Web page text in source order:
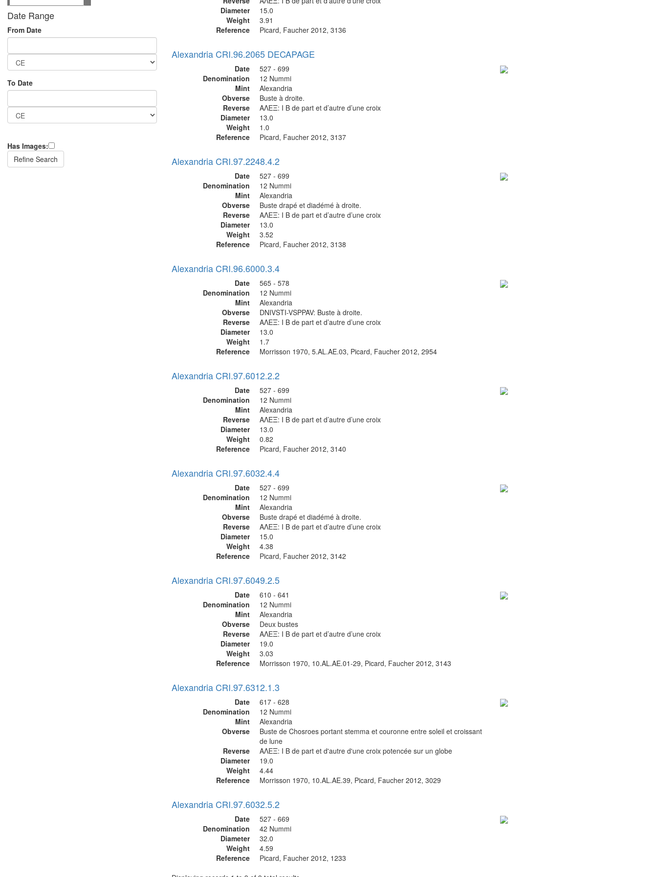
Diameter
15.0
Weight
3.91
Reference
Picard, Faucher 2012, 3136
Alexandria CRI.96.2065 DECAPAGE
Date
527 - 699
Denomination
12 Nummi
Mint
Alexandria
Obverse
Buste à droite.
Reverse
ΑΛΕΞ: I B de part et d’autre d’une croix
Diameter
13.0
Weight
1.0
Reference
Picard, Faucher 2012, 3137
Alexandria CRI.97.2248.4.2
Date
527 - 699
Denomination
12 Nummi
Mint
Alexandria
Obverse
Buste drapé et diadémé à droite.
Reverse
ΑΛΕΞ: I B de part et d’autre d’une croix
Diameter
13.0
Weight
3.52
Reference
Picard, Faucher 2012, 3138
Alexandria CRI.96.6000.3.4
Date
565 - 578
Denomination
12 Nummi
Mint
Alexandria
Obverse
DNIVSTI-VSPPAV: Buste à droite.
Reverse
ΑΛΕΞ: I B de part et d’autre d’une croix
Diameter
13.0
Weight
1.7
Reference
Morrisson 1970, 5.AL.AE.03, Picard, Faucher 2012, 2954
Alexandria CRI.97.6012.2.2
Date
527 - 699
Denomination
12 Nummi
Mint
Alexandria
Reverse
ΑΛΕΞ: I B de part et d’autre d’une croix
Diameter
13.0
Weight
0.82
Reference
Picard, Faucher 2012, 3140
Alexandria CRI.97.6032.4.4
Date
527 - 699
Denomination
12 Nummi
Mint
Alexandria
Obverse
Buste drapé et diadémé à droite.
Reverse
ΑΛΕΞ: I B de part et d’autre d’une croix
Diameter
15.0
Weight
4.38
Reference
Picard, Faucher 2012, 3142
Alexandria CRI.97.6049.2.5
Date
610 - 641
Denomination
12 Nummi
Mint
Alexandria
Obverse
Deux bustes
Reverse
ΑΛΕΞ: I B de part et d’autre d’une croix
Diameter
19.0
Weight
3.03
Reference
Morrisson 1970, 10.AL.AE.01-29, Picard, Faucher 2012, 3143
Alexandria CRI.97.6312.1.3
Date
617 - 628
Denomination
12 Nummi
Mint
Alexandria
Obverse
Buste de Chosroes portant stemma et couronne entre soleil et croissant
de lune
Reverse
ΑΛΕΞ: I B de part et d'autre d'une croix potencée sur un globe
Diameter
19.0
Weight
4.44
Reference
Morrisson 1970, 10.AL.AE.39, Picard, Faucher 2012, 3029
Alexandria CRI.97.6032.5.2
Date
527 - 669
Denomination
42 Nummi
Diameter
32.0
Weight
4.59
Reference
Picard, Faucher 2012, 1233
Date Range
From Date
To Date
Has Images: